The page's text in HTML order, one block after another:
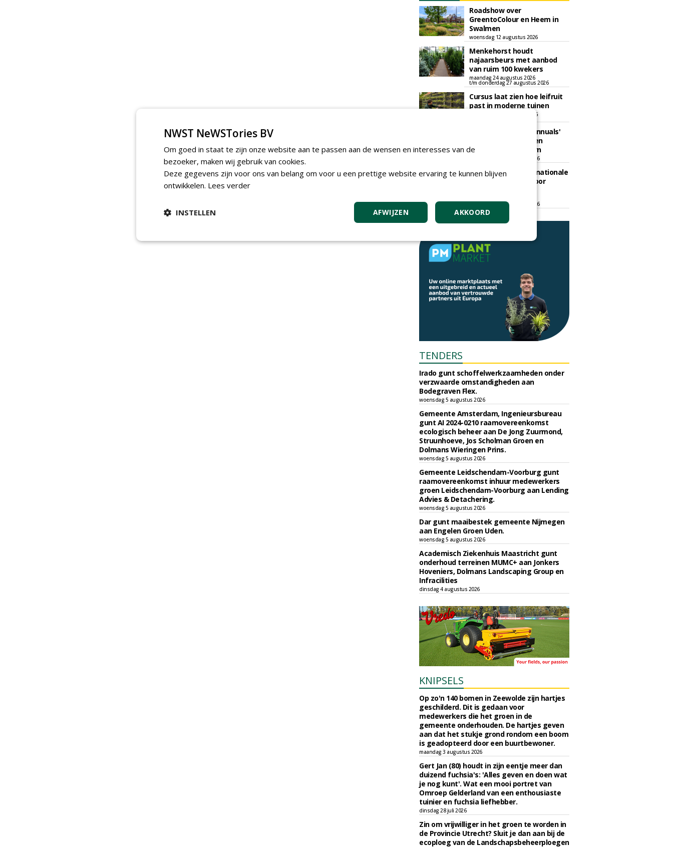
Roadshow over
GreentoColour en Heem in
Swalmen
woensdag 12 augustus 2026
Menkehorst houdt
najaarsbeurs met aanbod
van ruim 100 kwekers
maandag 24 augustus 2026
t/m donderdag 27 augustus 2026
Cursus laat zien hoe leifruit
past in moderne tuinen
woensdag 26 augustus 2026
Vakdag 'All About Annuals'
zet eenjarige planten
centraal in Appeltern
donderdag 27 augustus 2026
GaLaBau 2026: internationale
ontmoetingsplek voor
t/m vrijdag 18 september 2026
TENDERS
Irado gunt schoffelwerkzaamheden onder
verzwaarde omstandigheden aan
Bodegraven Flex.
woensdag 5 augustus 2026
Gemeente Amsterdam, Ingenieursbureau
gunt AI 2024-0210 raamovereenkomst
ecologisch beheer aan De Jong Zuurmond,
Struunhoeve, Jos Scholman Groen en
Dolmans Wieringen Prins.
woensdag 5 augustus 2026
Gemeente Leidschendam-Voorburg gunt
raamovereenkomst inhuur medewerkers
groen Leidschendam-Voorburg aan Lending
Advies & Detachering.
woensdag 5 augustus 2026
Dar gunt maaibestek gemeente Nijmegen
aan Engelen Groen Uden.
woensdag 5 augustus 2026
Academisch Ziekenhuis Maastricht gunt
onderhoud terreinen MUMC+ aan Jonkers
Hoveniers, Dolmans Landscaping Group en
Infracilities
dinsdag 4 augustus 2026
KNIPSELS
Op zo'n 140 bomen in Zeewolde zijn hartjes
geschilderd. Dit is gedaan voor
medewerkers die het groen in de
gemeente onderhouden. De hartjes geven
aan dat het stukje grond rondom een boom
is geadopteerd door een buurtbewoner.
maandag 3 augustus 2026
Gert Jan (80) houdt in zijn eentje meer dan
duizend fuchsia's: 'Alles geven en doen wat
je nog kunt'. Wat een mooi portret van
Omroep Gelderland van een enthousiaste
tuinier en fuchsia liefhebber.
dinsdag 28 juli 2026
Zin om vrijwilliger in het groen te worden in
de Provincie Utrecht? Sluit je dan aan bij de
ecoploeg van de Landschapsbeheerploegen
NWST NeWSTories BV
Om goed in staat te zijn onze website aan te passen aan de wensen en interesses van de
bezoeker, maken wij gebruik van cookies.
Deze gegevens zijn voor ons van belang om voor u een prettige website ervaring te kunnen blijven
ontwikkelen. Lees verder
AKKOORD
AFWIJZEN
INSTELLEN